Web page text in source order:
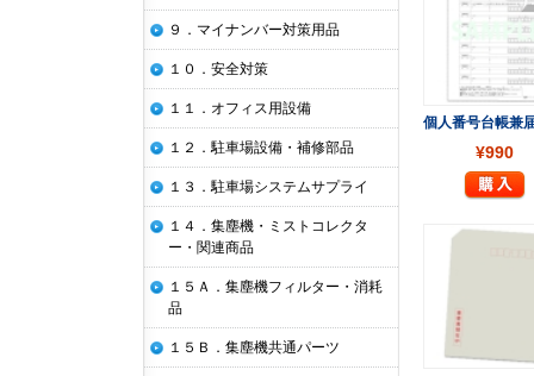
個人番号台帳兼
¥990
９．マイナンバー対策用品
１０．安全対策
１１．オフィス用設備
１２．駐車場設備・補修部品
１３．駐車場システムサプライ
１４．集塵機・ミストコレクタ
ー・関連商品
１５Ａ．集塵機フィルター・消耗
品
１５Ｂ．集塵機共通パーツ